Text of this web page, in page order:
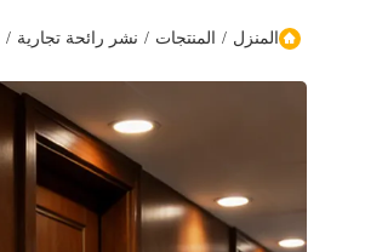
المنزل / المنتجات / نشر رائحة تجارية /